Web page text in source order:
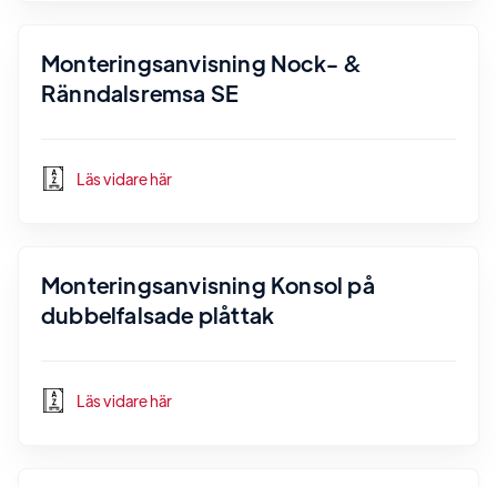
Monteringsanvisning Nock- &
Ränndalsremsa SE
Läs vidare här
Monteringsanvisning Konsol på
dubbelfalsade plåttak
Läs vidare här